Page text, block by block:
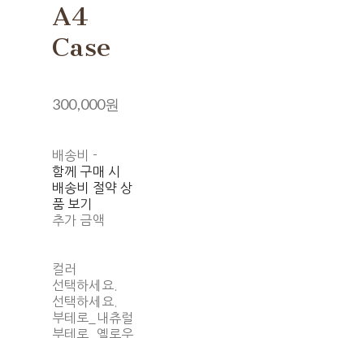
A4
Case
300,000원
배송비 -
함께 구매 시
배송비 절약 상
품 보기
추가 금액
컬러
선택하세요.
선택하세요.
부테로_내츄럴
부테로_옐로우